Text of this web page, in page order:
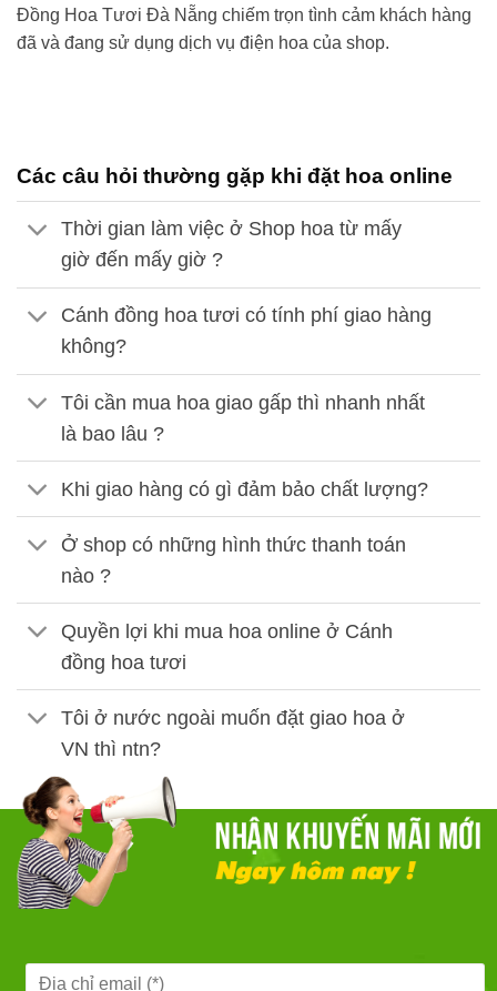
Đồng Hoa Tươi Đà Nẵng chiếm trọn tình cảm khách hàng
đã và đang sử dụng dịch vụ điện hoa của shop.
Các câu hỏi thường gặp khi đặt hoa online
Thời gian làm việc ở Shop hoa từ mấy
giờ đến mấy giờ ?
Cánh đồng hoa tươi có tính phí giao hàng
không?
Tôi cần mua hoa giao gấp thì nhanh nhất
là bao lâu ?
Khi giao hàng có gì đảm bảo chất lượng?
Ở shop có những hình thức thanh toán
nào ?
Quyền lợi khi mua hoa online ở Cánh
đồng hoa tươi
Tôi ở nước ngoài muốn đặt giao hoa ở
VN thì ntn?